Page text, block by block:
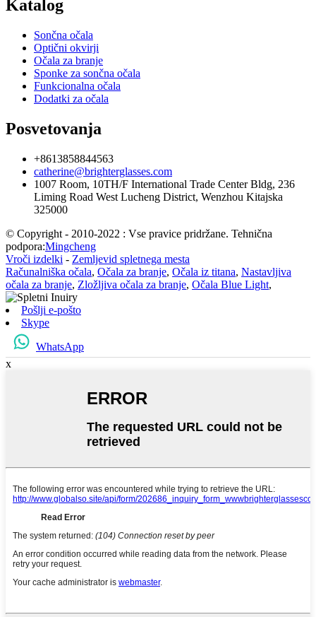
Katalog
Sončna očala
Optični okvirji
Očala za branje
Sponke za sončna očala
Funkcionalna očala
Dodatki za očala
Posvetovanja
+8613858844563
catherine@brighterglasses.com
1007 Room, 10TH/F International Trade Center Bldg, 236
Liming Road West Lucheng District, Wenzhou Kitajska
325000
© Copyright - 2010-2022 : Vse pravice pridržane. Tehnična
podpora:Mingcheng
Vroči izdelki - Zemljevid spletnega mesta
Računalniška očala, Očala za branje, Očala iz titana, Nastavljiva
očala za branje, Zložljiva očala za branje, Očala Blue Light,
Pošlji e-pošto
Skype
WhatsApp
x